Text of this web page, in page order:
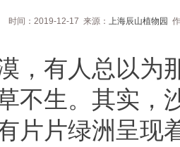
时间：2019-12-17 来源： 上海辰山植物园
有人总以为
不生。其实，
片片绿洲呈现